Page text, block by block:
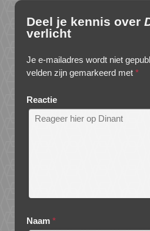
Deel je kennis over
verlicht
Je e-mailadres wordt niet
velden zijn gemarkeerd met *
Reactie
Naam *